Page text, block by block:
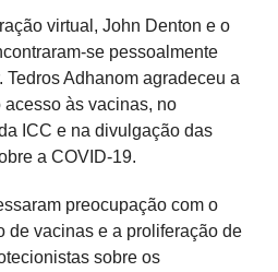
virtual, John Denton e o
se pessoalmente
Tedros Adhanom agradeceu a
às vacinas, no
ICC e na divulgação das
a COVID-19.
preocupação com o
de vacinas e a proliferação de
sobre os